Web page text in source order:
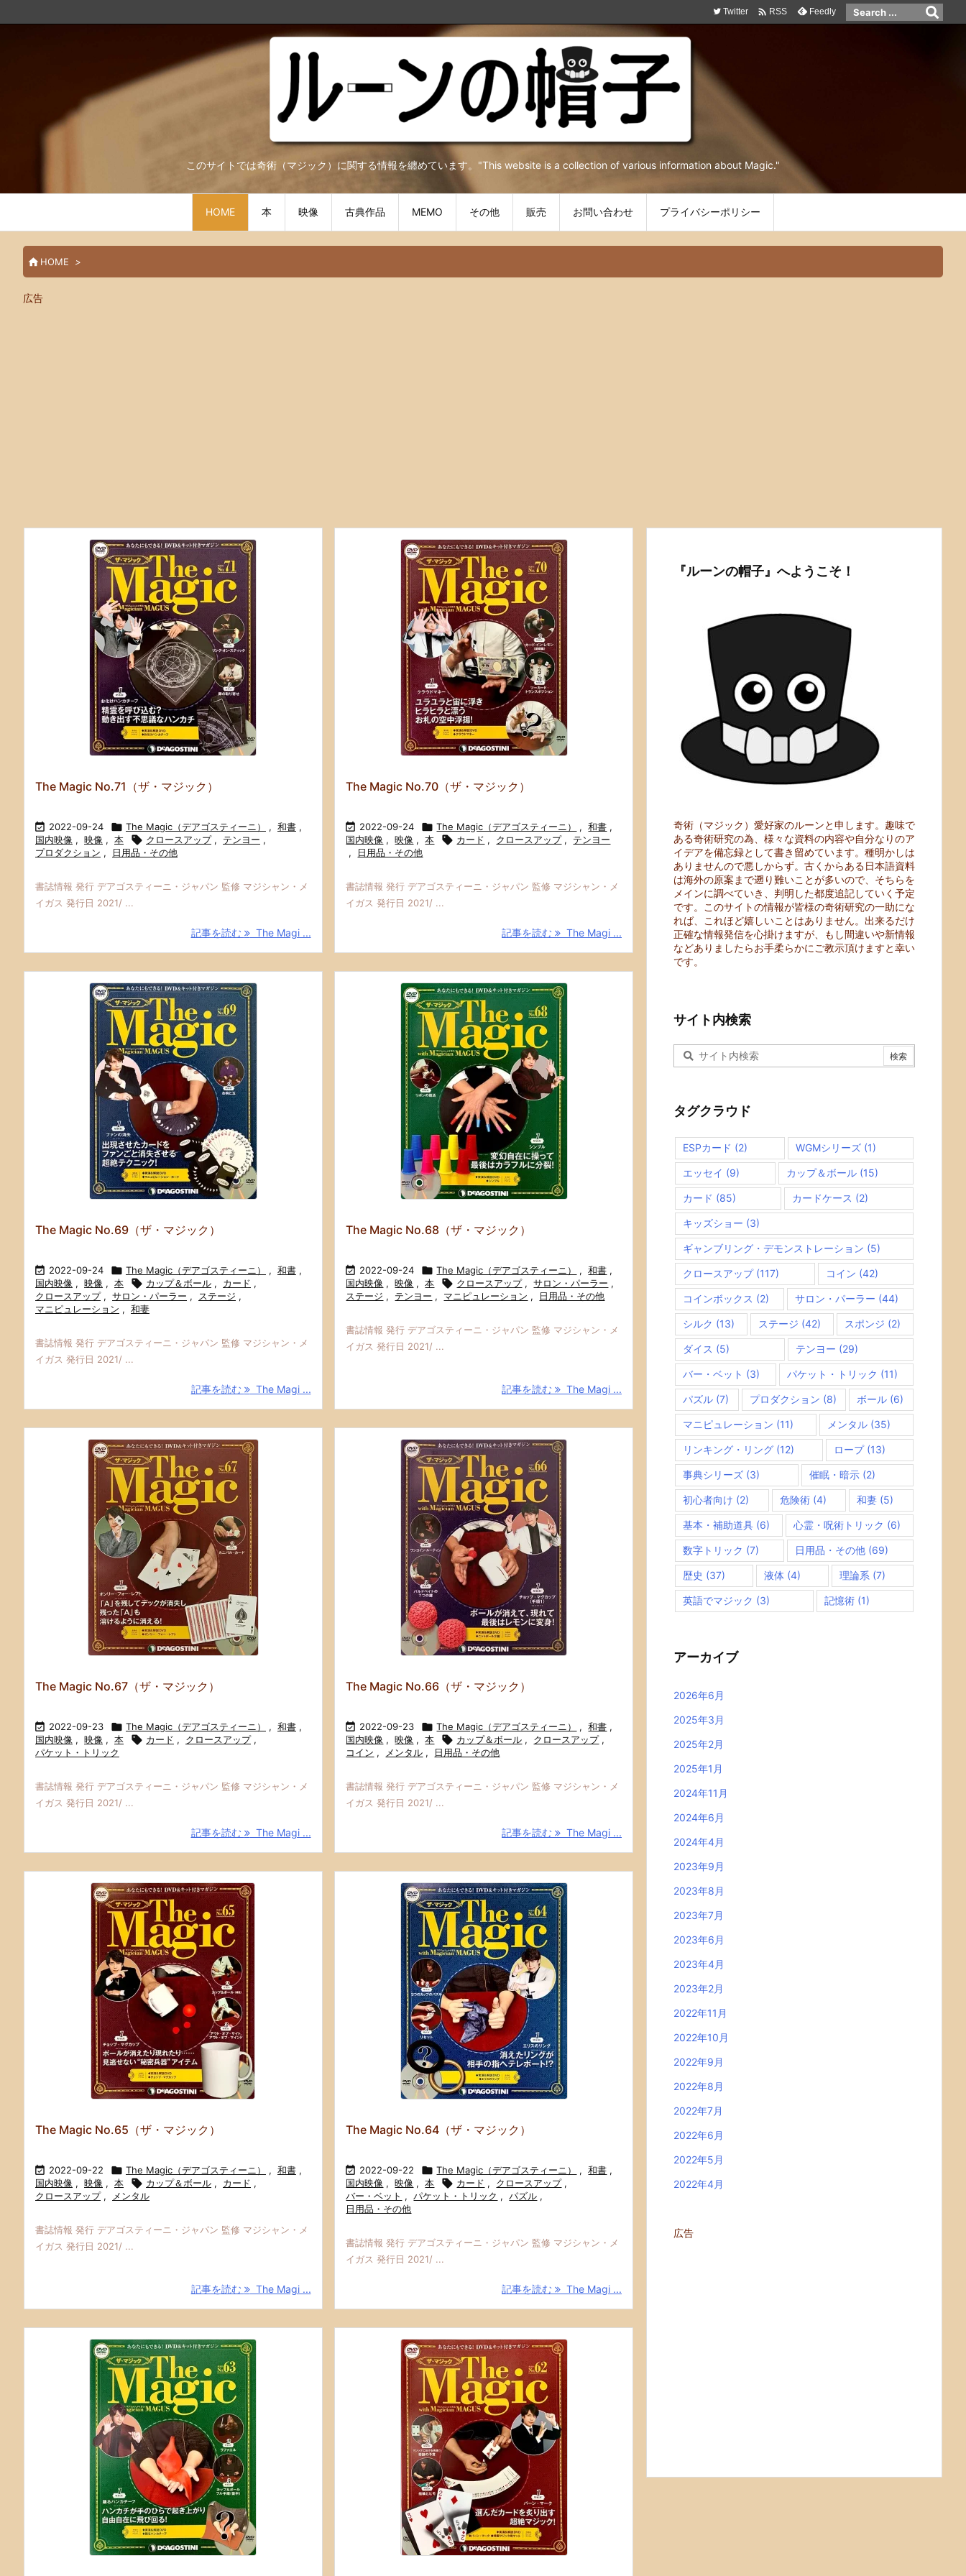
このサイトでは奇術（マジック）に関する情報を纏めています。"This website is a collection of various information about Magic."
HOME 本 映像 古典作品 MEMO その他 販売 お問い合わせ プライバシーポリシー
Twitter  RSS Feedly
 HOME >
広告
The Magic No.71（ザ・マジック）
 2022-09-24  The Magic（デアゴスティーニ） , 和書 ,
国内映像 , 映像 , 本  クロースアップ , テンヨー ,
プロダクション , 日用品・その他
書誌情報 発行 デアゴスティーニ・ジャパン 監修 マジシャン・メ
イガス 発行日 2021/ ...
記事を読む The Magi ...
The Magic No.70（ザ・マジック）
 2022-09-24  The Magic（デアゴスティーニ） , 和書 ,
国内映像 , 映像 , 本  カード , クロースアップ ,
テンヨー
,
日用品・その他
書誌情報 発行 デアゴスティーニ・ジャパン 監修 マジシャン・メ
イガス 発行日 2021/ ...
記事を読む The Magi ...
The Magic No.69（ザ・マジック）
 2022-09-24  The Magic（デアゴスティーニ） , 和書 ,
国内映像 , 映像 , 本  カップ＆ボール , カード ,
クロースアップ , サロン・パーラー , ステージ ,
マニピュレーション , 和妻
書誌情報 発行 デアゴスティーニ・ジャパン 監修 マジシャン・メ
イガス 発行日 2021/ ...
記事を読む The Magi ...
The Magic No.68（ザ・マジック）
 2022-09-24  The Magic（デアゴスティーニ） , 和書 ,
国内映像 , 映像 , 本  クロースアップ , サロン・パーラー ,
ステージ , テンヨー , マニピュレーション , 日用品・その他
書誌情報 発行 デアゴスティーニ・ジャパン 監修 マジシャン・メ
イガス 発行日 2021/ ...
記事を読む The Magi ...
The Magic No.67（ザ・マジック）
 2022-09-23  The Magic（デアゴスティーニ） , 和書 ,
国内映像 , 映像 , 本  カード , クロースアップ ,
パケット・トリック
書誌情報 発行 デアゴスティーニ・ジャパン 監修 マジシャン・メ
イガス 発行日 2021/ ...
記事を読む The Magi ...
The Magic No.66（ザ・マジック）
 2022-09-23  The Magic（デアゴスティーニ） , 和書 ,
国内映像 , 映像 , 本  カップ＆ボール , クロースアップ ,
コイン , メンタル , 日用品・その他
書誌情報 発行 デアゴスティーニ・ジャパン 監修 マジシャン・メ
イガス 発行日 2021/ ...
記事を読む The Magi ...
The Magic No.65（ザ・マジック）
 2022-09-22  The Magic（デアゴスティーニ） , 和書 ,
国内映像 , 映像 , 本  カップ＆ボール , カード ,
クロースアップ , メンタル
書誌情報 発行 デアゴスティーニ・ジャパン 監修 マジシャン・メ
イガス 発行日 2021/ ...
記事を読む The Magi ...
The Magic No.64（ザ・マジック）
 2022-09-22  The Magic（デアゴスティーニ） , 和書 ,
国内映像 , 映像 , 本  カード , クロースアップ ,
バー・ベット , パケット・トリック , パズル ,
日用品・その他
書誌情報 発行 デアゴスティーニ・ジャパン 監修 マジシャン・メ
イガス 発行日 2021/ ...
記事を読む The Magi ...
『ルーンの帽子』へようこそ！
奇術（マジック）愛好家のルーンと申します。趣味で
ある奇術研究の為、様々な資料の内容や自分なりのア
イデアを備忘録として書き留めています。種明かしは
ありませんので悪しからず。古くからある日本語資料
は海外の原案まで遡り難いことが多いので、そちらを
メインに調べていき、判明した都度追記していく予定
です。このサイトの情報が皆様の奇術研究の一助にな
れば、これほど嬉しいことはありません。出来るだけ
正確な情報発信を心掛けますが、もし間違いや新情報
などありましたらお手柔らかにご教示頂けますと幸い
です。
サイト内検索
タグクラウド
ESPカード (2) WGMシリーズ (1)
エッセイ (9) カップ＆ボール(15)
カード (85) カードケース (2)
キッズショー (3)
ギャンブリング・デモンストレーション (5)
クロースアップ(117) コイン (42)
コインボックス (2) サロン・パーラー (44)
シルク (13) ステージ (42) スポンジ (2)
ダイス (5) テンヨー (29)
バー・ベット (3) パケット・トリック (11)
パズル (7) プロダクション (8) ボール (6)
マニピュレーション (11) メンタル (35)
リンキング・リング (12) ロープ(13)
事典シリーズ (3) 催眠・暗示(2)
初心者向け (2) 危険術(4) 和妻 (5)
基本・補助道具 (6) 心霊・呪術トリック (6)
数字トリック (7) 日用品・その他 (69)
歴史 (37) 液体 (4) 理論系 (7)
英語でマジック (3) 記憶術 (1)
アーカイブ
2026年6月
2025年3月
2025年2月
2025年1月
2024年11月
2024年6月
2024年4月
2023年9月
2023年8月
2023年7月
2023年6月
2023年4月
2023年2月
2022年11月
2022年10月
2022年9月
2022年8月
2022年7月
2022年6月
2022年5月
2022年4月
広告